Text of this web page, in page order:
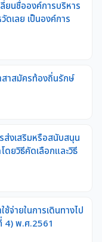
ยนชื่อองค์การบริหาร
ดเลย เป็นองค์การ
สาสมัครท้องถิ่นรักษ์
งเสริมหรือสนับสนุน
ยวิธีคัดเลือกและวิธี
ช้จ่ายในการเดินทางไป
4) พ.ศ.2561